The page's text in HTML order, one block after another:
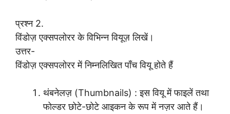
प्रश्न 2.
विंडोज़ एक्सपलोरर के विभिन्न वियूज़ लिखें।
उत्तर-
विंडोज़ एक्सपलोरर में निम्नलिखित पाँच वियू होते हैं
थंबनेलज़ (Thumbnails) : इस वियू में फाइलें तथा
फोल्डर छोटे-छोटे आइकन के रूप में नज़र आते हैं।